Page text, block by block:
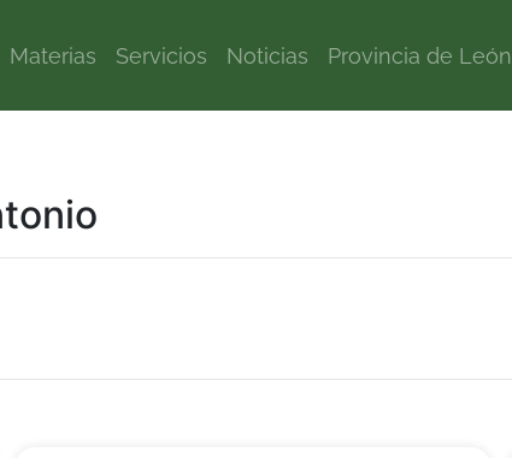
Materias Servicios Noticias Provincia de León